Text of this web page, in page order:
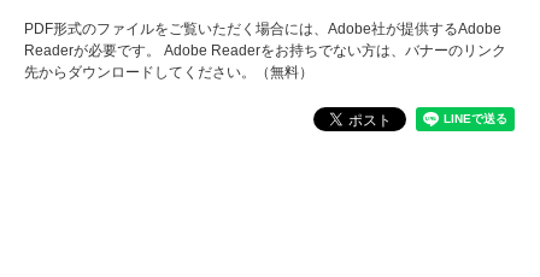
PDF形式のファイルをご覧いただく場合には、Adobe社が提供するAdobe
Readerが必要です。
Adobe Readerをお持ちでない方は、バナーのリンク
先からダウンロードしてください。（無料）